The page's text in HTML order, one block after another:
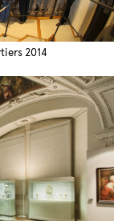
2014